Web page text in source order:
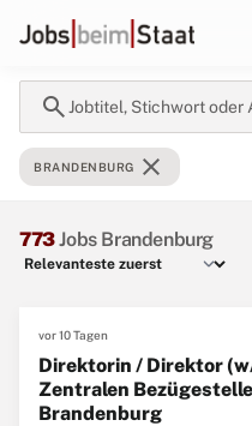
search Jobtitel, Stichwort oder
BRANDENBURG close
773Jobs Brandenburg
vor 10 Tagen
Direktorin / Direktor
Zentralen
Brandenburg